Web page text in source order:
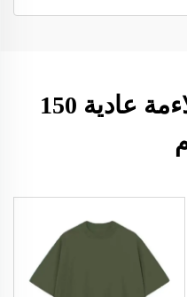
قميص رجالي بملاءمة عادية 150